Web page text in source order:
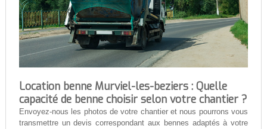
Location benne Murviel-les-beziers : Quelle
capacité de benne choisir selon votre chantier ?
Envoyez-nous les photos de votre chantier et nous pourrons vous
transmettre un devis correspondant aux bennes adaptés à votre